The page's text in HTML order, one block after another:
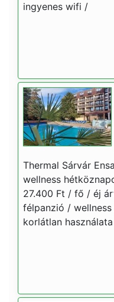
ingyenes wifi /
Thermal Sárvár
wellness
27.400 Ft / fő / éj
félpanzió /
korlátlan